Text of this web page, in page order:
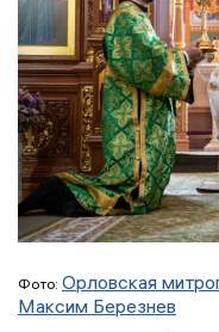
Фото: Орловская
Максим Березнев